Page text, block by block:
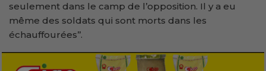
seulement dans le camp de l’opposition. Il y a eu
même des soldats qui sont morts dans les
échauffourées’’.